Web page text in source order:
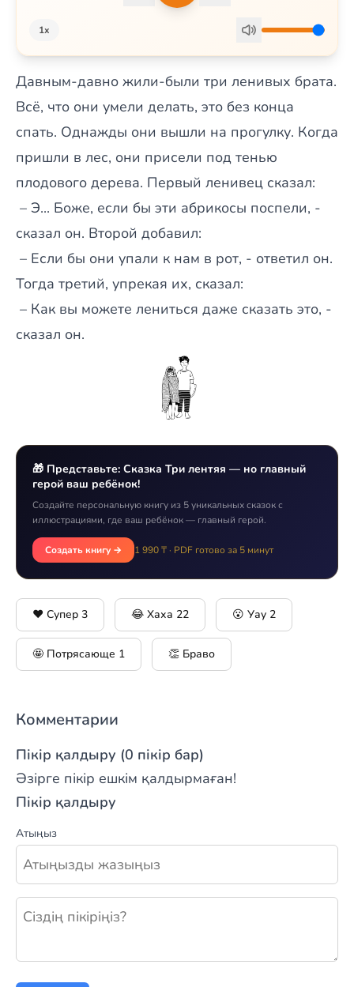
1x
Давным-давно жили-были три ленивых брата.
Всё, что они умели делать, это без конца
спать. Однажды они вышли на прогулку. Когда
пришли в лес, они присели под тенью
плодового дерева. Первый ленивец сказал:
– Э... Боже, если бы эти абрикосы поспели, -
сказал он. Второй добавил:
– Если бы они упали к нам в рот, - ответил он.
Тогда третий, упрекая их, сказал:
– Как вы можете лениться даже сказать это, -
сказал он.
🎁 Представьте: Сказка Три лентяя — но главный
герой ваш ребёнок!
Создайте персональную книгу из 5 уникальных сказок с
иллюстрациями, где ваш ребёнок — главный герой.
Создать книгу → 1 990 ₸ · PDF готово за 5 минут
❤️ Супер 3 😂 Хаха 22 😮 Уау 2
🤩 Потрясающе 1 👏 Браво
Комментарии
Пікір қалдыру (0 пікір бар)
Әзірге пікір ешкім қалдырмаған!
Пікір қалдыру
Атыңыз
Жаңа пікір қалдыру